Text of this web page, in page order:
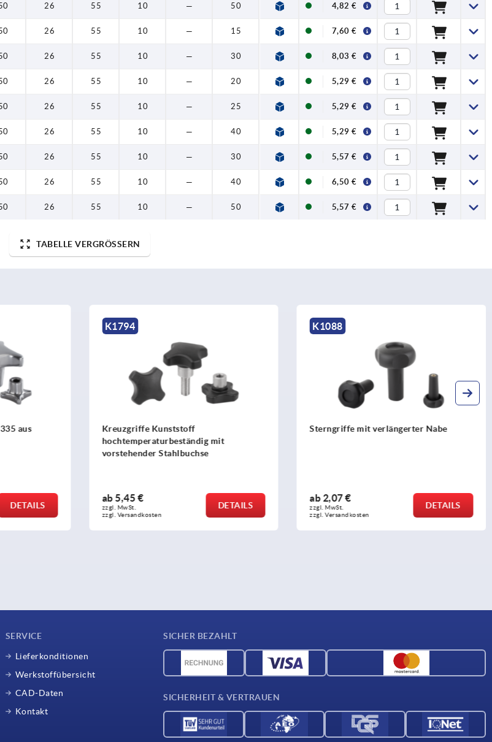
26 55 10 — 50 4,82 €
26 55 10 — 15 7,60 €
26 55 10 — 30 8,03 €
26 55 10 — 20 5,29 €
26 55 10 — 25 5,29 €
26 55 10 — 40 5,29 €
26 55 10 — 30 5,57 €
26 55 10 — 40 6,50 €
26 55 10 — 50 5,57 €
TABELLE VERGRÖSSERN
aus
DETAILS
K1794
Kreuzgriffe Kunststoff
hochtemperaturbeständig mit
vorstehender Stahlbuchse
ab 5,45 €
zzgl. MwSt.
zzgl. Versandkosten
DETAILS
K1088
Sterngriffe mit verlängerter Nabe
ab 2,07 €
zzgl. MwSt.
zzgl. Versandkosten
DETAILS
SERVICE
Lieferkonditionen
Werkstoffübersicht
CAD-Daten
Kontakt
SICHER BEZAHLT
SICHERHEIT & VERTRAUEN